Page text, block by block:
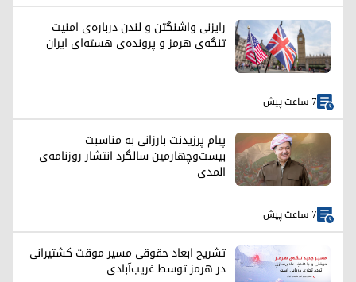
رایزنی واشنگتن و لندن درباره‌ی امنیت
تنگه‌ی هرمز و پرونده‌ی هسته‌ای ایران
7 ساعت پیش
پیام پرزیدنت بارزانی به مناسبت
بیست‌وچهارمین سالگرد انتشار روزنامه‌ی
المدی
7 ساعت پیش
تشریح ابعاد حقوقی مسیر موقت کشتیرانی
در هرمز توسط غریب‌آبادی